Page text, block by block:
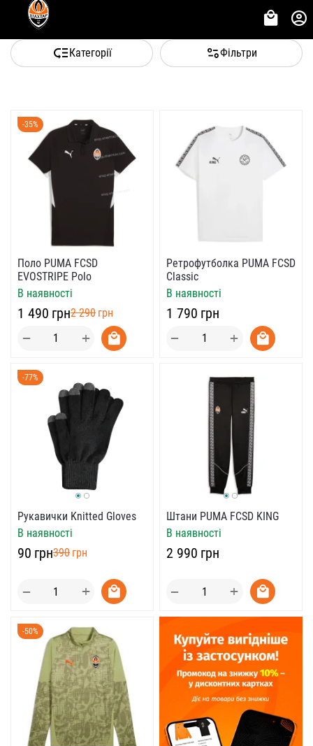
Категорії Фільтри
-35%
Поло PUMA FCSD
EVOSTRIPE Polo
В наявності
‍1 490‍ грн‍2 290‍ грн
+
−
Ретрофутболка PUMA FCSD
Classic
В наявності
‍1 790‍ грн
+
−
-77%
Рукавички Knitted Gloves
В наявності
‍90‍ грн‍390‍ грн
+
−
Штани PUMA FCSD KING
В наявності
‍2 990‍ грн
+
−
-50%